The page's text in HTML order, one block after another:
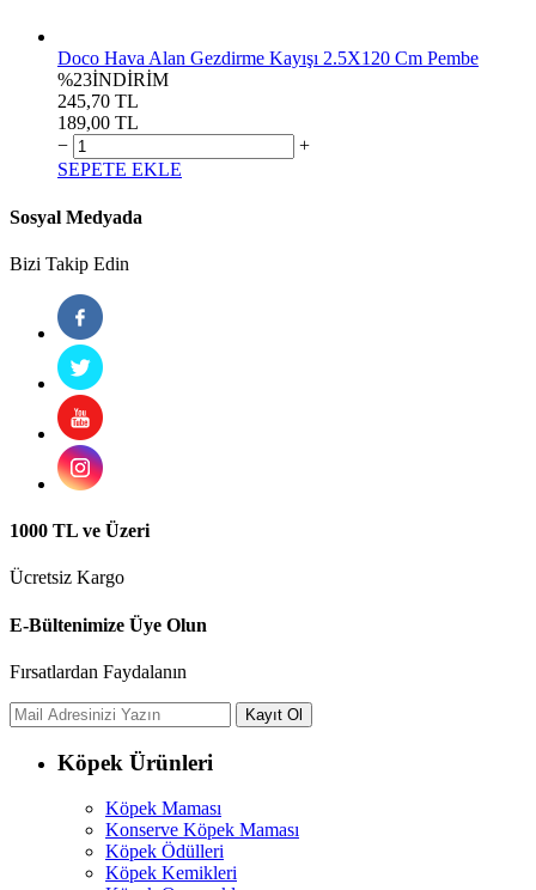
Doco Hava Alan Gezdirme Kayışı 2.5X120 Cm Pembe
%23İNDİRİM
245,70 TL
189,00 TL
−
+
SEPETE EKLE
Sosyal Medyada
Bizi Takip Edin
1000 TL ve Üzeri
Ücretsiz Kargo
E-Bültenimize Üye Olun
Fırsatlardan Faydalanın
Köpek Ürünleri
Köpek Maması
Konserve Köpek Maması
Köpek Ödülleri
Köpek Kemikleri